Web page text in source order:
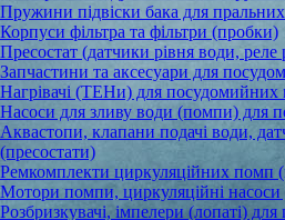
Пружини підвіски бака для
Корпуси фільтра та фільтри (пробки)
Пресостат (датчики рівня води, реле
Запчастини та аксесуари для
Нагрівачі (ТЕНи) для
Насоси для зливу води (помпи) для
Аквастопи, клапани подачі води,
(пресостати)
Ремкомплекти циркуляційних помп
Мотори помпи, циркуляційні
Розбризкувачі, імпелери (лопаті)